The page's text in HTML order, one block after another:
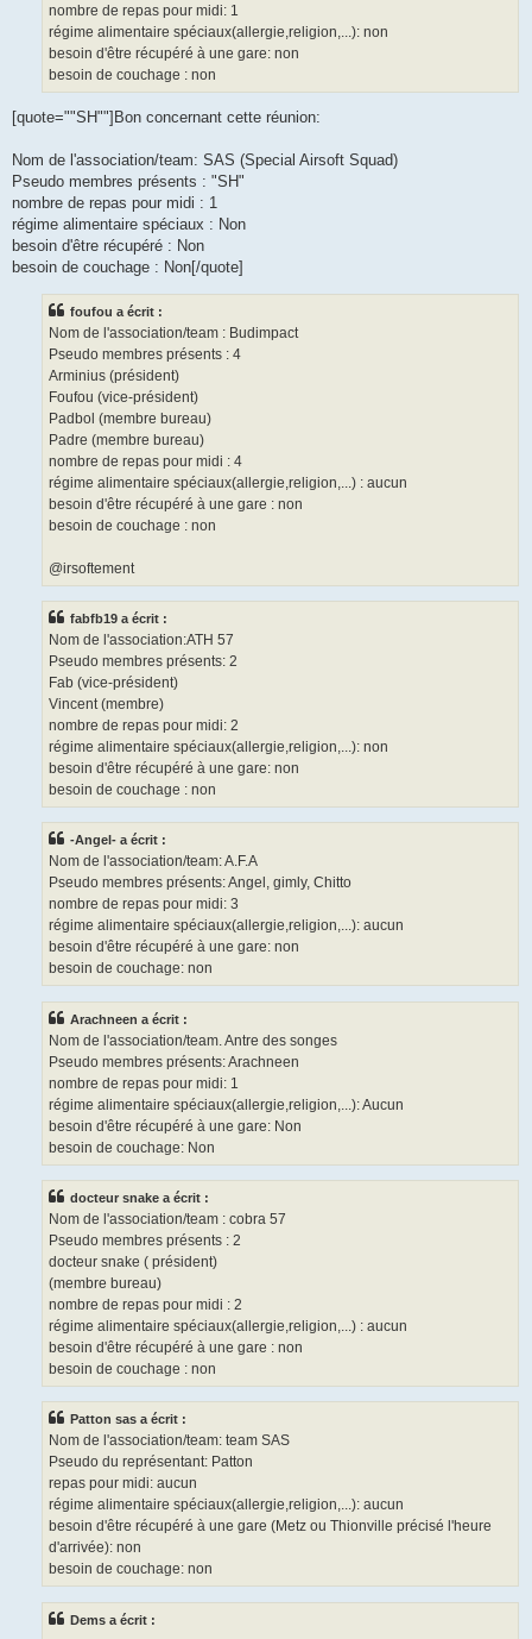
nombre de repas pour midi: 1
régime alimentaire spéciaux(allergie,religion,...): non
besoin d'être récupéré à une gare: non
besoin de couchage : non
[quote=""SH""]Bon concernant cette réunion:
Nom de l'association/team: SAS (Special Airsoft Squad)
Pseudo membres présents : "SH"
nombre de repas pour midi : 1
régime alimentaire spéciaux : Non
besoin d'être récupéré : Non
besoin de couchage : Non[/quote]
foufou a écrit :
Nom de l'association/team : Budimpact
Pseudo membres présents : 4
Arminius (président)
Foufou (vice-président)
Padbol (membre bureau)
Padre (membre bureau)
nombre de repas pour midi : 4
régime alimentaire spéciaux(allergie,religion,...) : aucun
besoin d'être récupéré à une gare : non
besoin de couchage : non
@irsoftement
fabfb19 a écrit :
Nom de l'association:ATH 57
Pseudo membres présents: 2
Fab (vice-président)
Vincent (membre)
nombre de repas pour midi: 2
régime alimentaire spéciaux(allergie,religion,...): non
besoin d'être récupéré à une gare: non
besoin de couchage : non
-Angel- a écrit :
Nom de l'association/team: A.F.A
Pseudo membres présents: Angel, gimly, Chitto
nombre de repas pour midi: 3
régime alimentaire spéciaux(allergie,religion,...): aucun
besoin d'être récupéré à une gare: non
besoin de couchage: non
Arachneen a écrit :
Nom de l'association/team. Antre des songes
Pseudo membres présents: Arachneen
nombre de repas pour midi: 1
régime alimentaire spéciaux(allergie,religion,...): Aucun
besoin d'être récupéré à une gare: Non
besoin de couchage: Non
docteur snake a écrit :
Nom de l'association/team : cobra 57
Pseudo membres présents : 2
docteur snake ( président)
(membre bureau)
nombre de repas pour midi : 2
régime alimentaire spéciaux(allergie,religion,...) : aucun
besoin d'être récupéré à une gare : non
besoin de couchage : non
Patton sas a écrit :
Nom de l'association/team: team SAS
Pseudo du représentant: Patton
repas pour midi: aucun
régime alimentaire spéciaux(allergie,religion,...): aucun
besoin d'être récupéré à une gare (Metz ou Thionville précisé l'heure
d'arrivée): non
besoin de couchage: non
Dems a écrit :